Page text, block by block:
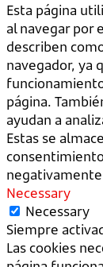
Esta página
al navegar por
describen
navegador, ya
página.
ayudan a
Estas se
Necessary
Necessary
Siempre
Las cookies